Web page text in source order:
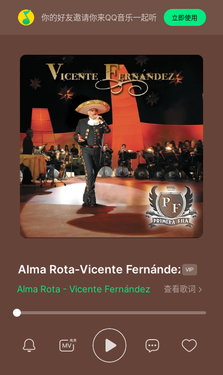
你的好友邀请你来QQ音乐一起听 立即使用
Alma Rota-Vicente Fernández
Alma Rota - Vicente Fernández
Mis labios tiemblan de ansiedad
Si les falta el calor de tus besos
Que el destino les vino a quitar
Te pregunto si tú me has amado
Preferiste callar la verdad
查看歌词